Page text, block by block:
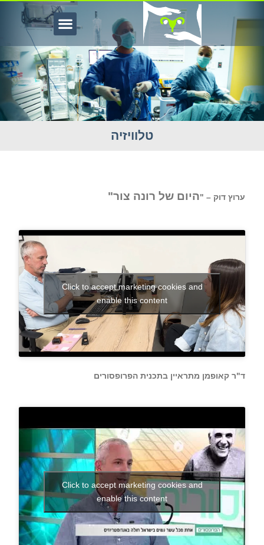
טלוויזיה
ערוץ דוק – "היום של רונה צור"
Click to accept marketing cookies and
enable this content
ד"ר קאופמן מתראיין בתכנית הפרופסורים
Click to accept marketing cookies and
enable this content